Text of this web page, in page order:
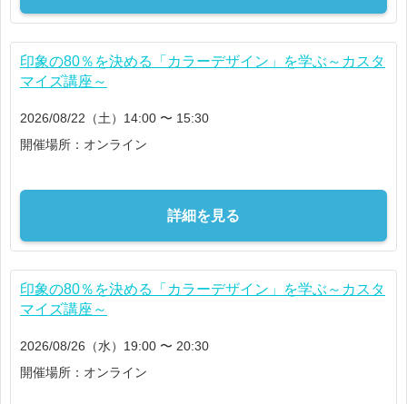
印象の80％を決める「カラーデザイン」を学ぶ～カスタ
マイズ講座～
2026/08/22（土）14:00 〜 15:30
開催場所：オンライン
詳細を見る
印象の80％を決める「カラーデザイン」を学ぶ～カスタ
マイズ講座～
2026/08/26（水）19:00 〜 20:30
開催場所：オンライン